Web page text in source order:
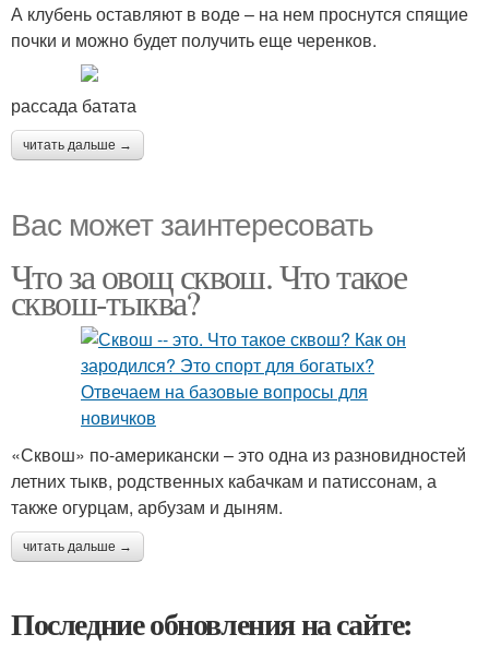
А клубень оставляют в воде – на нем проснутся спящие
почки и можно будет получить еще черенков.
рассада батата
читать дальше →
Вас может заинтересовать
Что за овощ сквош. Что такое
сквош-тыква?
«Сквош» по-американски – это одна из разновидностей
летних тыкв, родственных кабачкам и патиссонам, а
также огурцам, арбузам и дыням.
читать дальше →
Последние обновления на сайте: